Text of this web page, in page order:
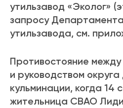
утильзавод «Эколог»
запросу
утильзавода, см.
Противостояние
и руководством округа
кульминации, когда 14
жительница СВАО